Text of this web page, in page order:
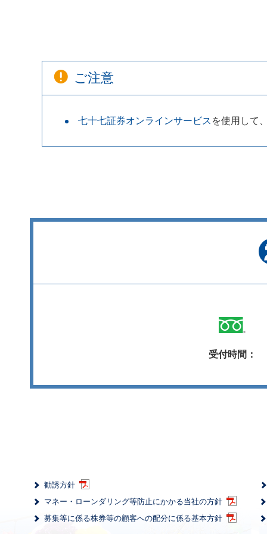
ご注意
七十七証券オンラインサービス を使用して
受付時間：
勧誘方針
マネー・ローンダリング等防止にかかる当社の方針
募集等に係る株券等の顧客への配分に係る基本方針